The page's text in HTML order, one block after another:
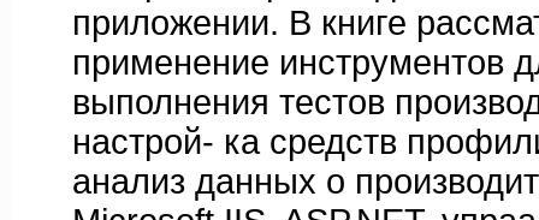
приложении. В книге
применение инструментов
выполнения тестов
настрой- ка средств
анализ данных о